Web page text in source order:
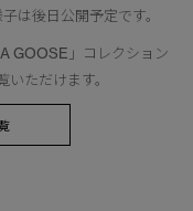
は後日公開予定です。
GOOSE」コレクション
ただけます。